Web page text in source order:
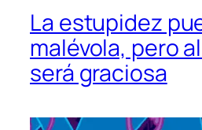
La estupidez
malévola, pero
será graciosa